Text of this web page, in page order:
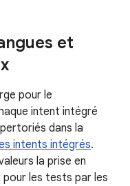
et
pour le
intent intégré
dans la
intents intégrés.
la prise en
les tests par les